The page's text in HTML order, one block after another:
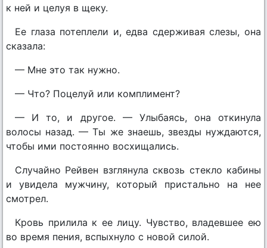
к ней и целуя в щеку.
Ее глаза потеплели и, едва сдерживая слезы, она
сказала:
— Мне это так нужно.
— Что? Поцелуй или комплимент?
— И то, и другое. — Улыбаясь, она откинула
волосы назад. — Ты же знаешь, звезды нуждаются,
чтобы ими постоянно восхищались.
Случайно Рейвен взглянула сквозь стекло кабины
и увидела мужчину, который пристально на нее
смотрел.
Кровь прилила к ее лицу. Чувство, владевшее ею
во время пения, вспыхнуло с новой силой.